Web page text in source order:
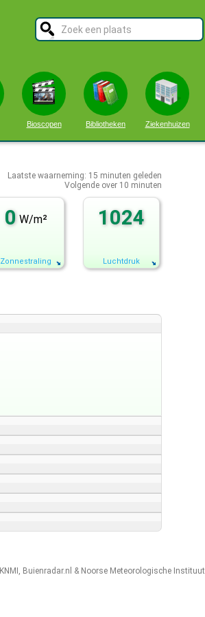
Bioscopen Bibliotheken Ziekenhuizen
Laatste waarneming: 15 minuten geleden
Volgende over 10 minuten
0 W/m²
Zonnestraling
1024
Luchtdruk
KNMI , Buienradar.nl & Noorse Meteorologische Instituut